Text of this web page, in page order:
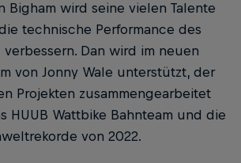
Bigham wird seine vielen Talente
technische Performance des
verbessern. Dan wird im neuen
von Jonny Wale unterstützt, der
Projekten zusammengearbeitet
HUUB Wattbike Bahnteam und die
von 2022.